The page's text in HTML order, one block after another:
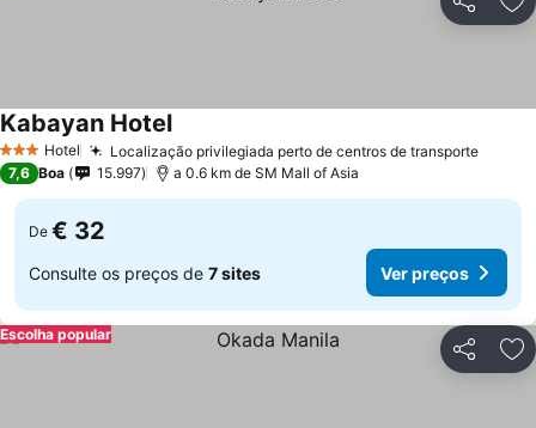
Partilhar
3 EstrelasHotel Localização privilegiada perto de centros de transporte
Kabayan Hotel
7,6 Boa 15.997 a 0.6 km de SM Mall of Asia
De € 32
Consulte os preços de 7 sites Ver preços
Partilhar
Escolha popular